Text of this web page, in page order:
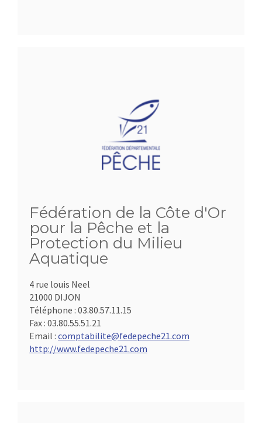
Fédération de la Côte d'Or
pour la Pêche et la
Protection du Milieu
Aquatique
4 rue louis Neel
21000 DIJON
Téléphone : 03.80.57.11.15
Fax : 03.80.55.51.21
Email : comptabilite@fedepeche21.com
http://www.fedepeche21.com